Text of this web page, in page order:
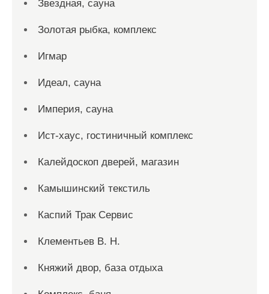
Звездная, сауна
Золотая рыбка, комплекс
Игмар
Идеал, сауна
Империя, сауна
Ист-хаус, гостиничный комплекс
Калейдоскоп дверей, магазин
Камышинский текстиль
Каспий Трак Сервис
Клементьев В. Н.
Княжий двор, база отдыха